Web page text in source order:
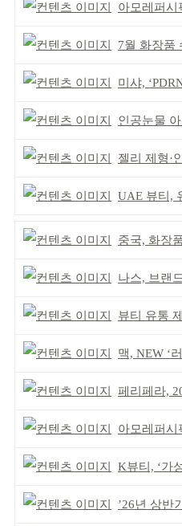
아모레퍼시픽,
7월 화장품
미샤, ‘PDRN
인공눈물 아닙
젤리 제형·안묻
UAE 뷰티,
중국, 화장품 허
나스, 브랜드
뷰티 유통
맥, NEW ‘러
페리페라,
아모레퍼시픽,
K뷰티, ‘가성비
’26년 상반기